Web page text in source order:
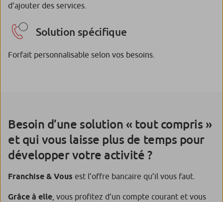
d’ajouter des services.
Solution spécifique
Forfait personnalisable selon vos besoins.
Besoin d’une solution « tout compris »
et qui vous laisse plus de temps pour
développer votre activité ?
Franchise & Vous est l’offre bancaire qu’il vous faut.
Grâce à elle , vous profitez d’un compte courant et vous